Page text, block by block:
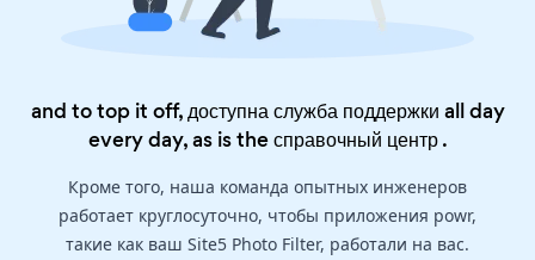
and to top it off, доступна служба поддержки all day
every day, as is theсправочный центр.
Кроме того, наша команда опытных инженеров
работает круглосуточно, чтобы приложения powr,
такие как ваш Site5 Photo Filter, работали на вас.